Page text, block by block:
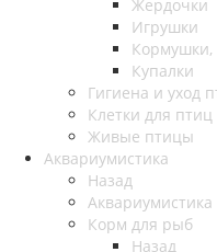
Жердочки
Игрушки
Кормушки,
Купалки
Гигиена и уход
Клетки для птиц
Живые птицы
Аквариумистика
Назад
Аквариумистика
Корм для рыб
Назад